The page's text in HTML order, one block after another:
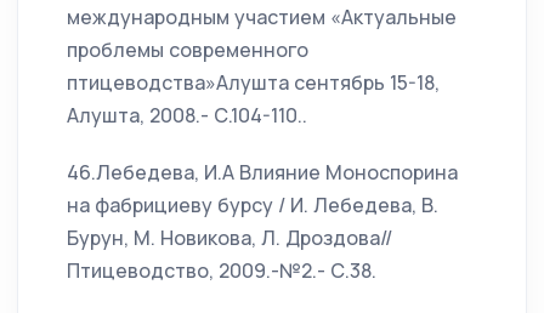
международным участием «Актуальные
проблемы современного
птицеводства»Алушта сентябрь 15-18,
Алушта, 2008.- С.104-110..
46.Лебедева, И.А Влияние Моноспорина
на фабрициеву бурсу / И. Лебедева, В.
Бурун, М. Новикова, Л. Дроздова//
Птицеводство, 2009.-№2.- С.38.